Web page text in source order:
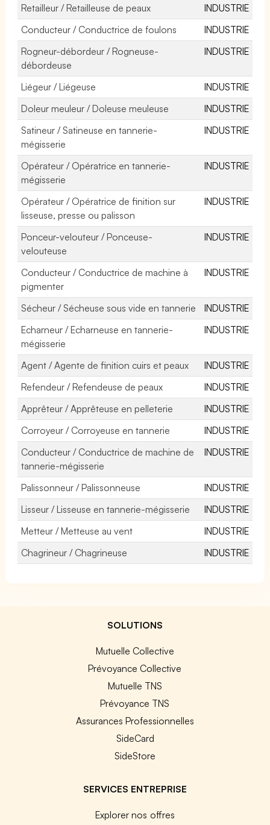
Retailleur / Retailleuse de peaux
INDUSTRIE
Conducteur / Conductrice de foulons
INDUSTRIE
Rogneur-débordeur / Rogneuse-
débordeuse
INDUSTRIE
Liégeur / Liégeuse
INDUSTRIE
Doleur meuleur / Doleuse meuleuse
INDUSTRIE
Satineur / Satineuse en tannerie-
mégisserie
INDUSTRIE
Opérateur / Opératrice en tannerie-
mégisserie
INDUSTRIE
Opérateur / Opératrice de finition sur
lisseuse, presse ou palisson
INDUSTRIE
Ponceur-velouteur / Ponceuse-
velouteuse
INDUSTRIE
Conducteur / Conductrice de machine à
pigmenter
INDUSTRIE
Sécheur / Sécheuse sous vide en tannerie
INDUSTRIE
Echarneur / Echarneuse en tannerie-
mégisserie
INDUSTRIE
Agent / Agente de finition cuirs et peaux
INDUSTRIE
Refendeur / Refendeuse de peaux
INDUSTRIE
Apprêteur / Apprêteuse en pelleterie
INDUSTRIE
Corroyeur / Corroyeuse en tannerie
INDUSTRIE
Conducteur / Conductrice de machine de
tannerie-mégisserie
INDUSTRIE
Palissonneur / Palissonneuse
INDUSTRIE
Lisseur / Lisseuse en tannerie-mégisserie
INDUSTRIE
Metteur / Metteuse au vent
INDUSTRIE
Chagrineur / Chagrineuse
INDUSTRIE
SOLUTIONS
Mutuelle Collective
Prévoyance Collective
Mutuelle TNS
Prévoyance TNS
Assurances Professionnelles
SideCard
SideStore
SERVICES ENTREPRISE
Explorer nos offres